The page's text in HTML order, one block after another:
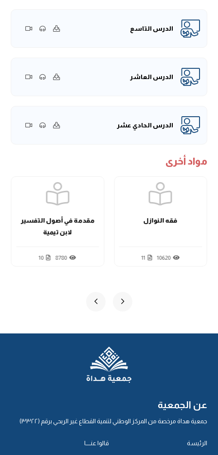
الدرس التاسع
الدرس العاشر
الدرس الحادي عشر
مواد أخرى
فقه النوازل
10620
11
مقدمة في أصول التفسير
لابن تيمية
8780
10
عن الجمعية
جمعية هداة مرخصة من المركز الوطني لتنمية القطاع غير الربحي برقم (٣٣٢٢)
الرئيسة قالوا عنـــــا